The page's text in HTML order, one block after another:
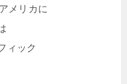
メリカに
ィック